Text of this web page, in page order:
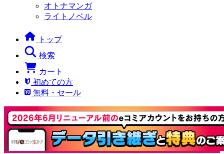
オトナマンガ
ライトノベル
トップ
検索
カート
初めての方
無料・セール